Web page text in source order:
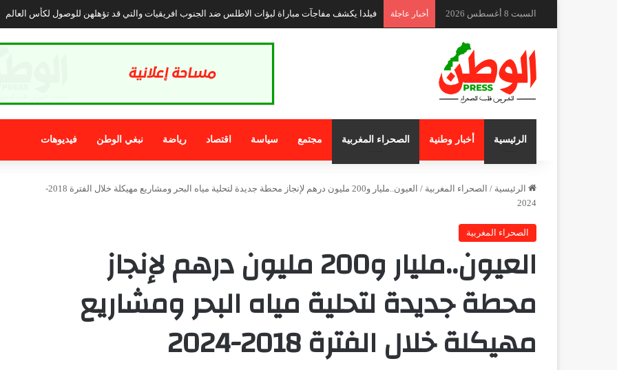
السبت 8 أغسطس 2026 أخبار عاجلة ندوة دولية بكوتونو تبرز وضعية المرأة بالأقاليم الجنوبية المغربية وتجارب التمكين في العالم :
الرئيسية أخبار وطنية الصحراء المغربية مجتمع سياسة اقتصاد رياضة نبغي الوطن فيديوهات
الرئيسية / الصحراء المغربية /
العيون..مليار و200 مليون درهم لإنجاز محطة جديدة لتحلية مياه البحر ومشاريع مهيكلة خلال الفترة 2018-
2024
الصحراء المغربية
العيون..مليار و200 مليون درهم لإنجاز
محطة جديدة لتحلية مياه البحر ومشاريع
مهيكلة خلال الفترة 2018-2024